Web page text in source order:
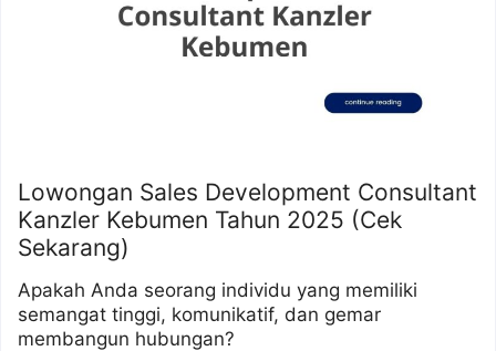
Lowongan Sales Development Consultant
Kanzler Kebumen Tahun 2025 (Cek
Sekarang)
Apakah Anda seorang individu yang memiliki
semangat tinggi, komunikatif, dan gemar
membangun hubungan?